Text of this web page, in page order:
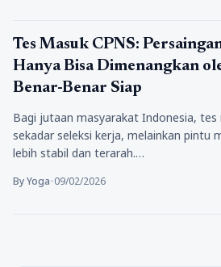
Pendidikan
Tes Masuk CPNS:
Hanya Bisa Dimenangkan
Benar-Benar Siap
Bagi jutaan masyarakat Indonesia, tes
sekadar seleksi kerja, melainkan pintu
lebih stabil dan terarah.…
By Yoga•09/02/2026